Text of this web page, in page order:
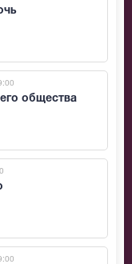
общества